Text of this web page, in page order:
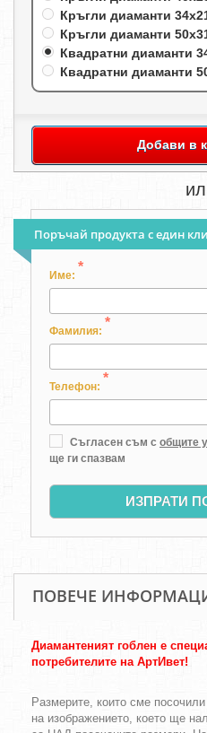
Кръгли диаманти
Кръгли диаманти
Квадратни диаманти
Квадратни диаманти
Добави в
Поръчай продукта с един
Име:
*
Фамилия:
*
Телефон:
*
Съгласен съм с общите
ще ги спазвам
ИЗПРАТИ
ПОВЕЧЕ
Диамантеният гоблен е
потребителите на АртИвет!
Размерите, които сме
на изображението, което ще